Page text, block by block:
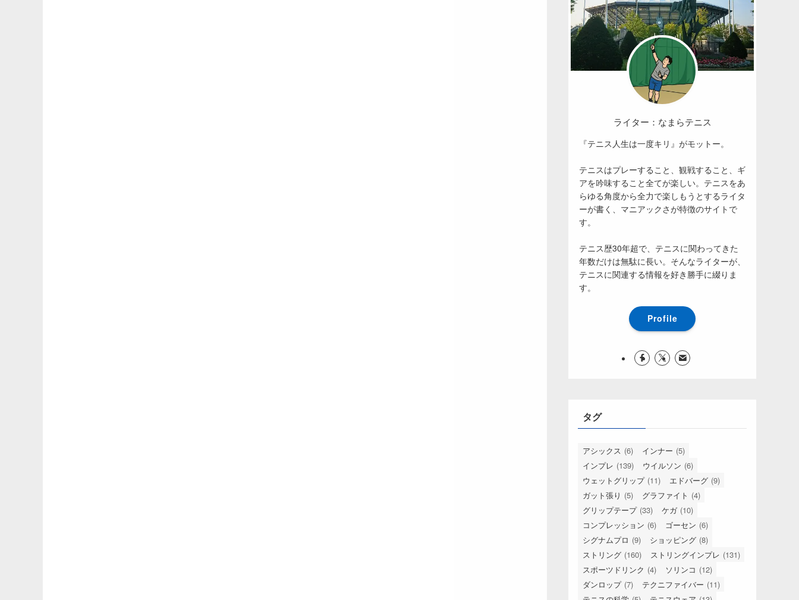
ライター：なまらテニス
『テニス人生は一度キリ』がモットー。
テニスはプレーすること、観戦すること、ギ
アを吟味すること全てが楽しい。テニスをあ
らゆる角度から全力で楽しもうとするライタ
ーが書く、マニアックさが特徴のサイトで
す。
テニス歴30年超で、テニスに関わってきた
年数だけは無駄に長い。そんなライターが、
テニスに関連する情報を好き勝手に綴りま
す。
Profile
タグ
アシックス (6) インナー (5)
インプレ (139) ウイルソン (6)
ウェットグリップ (11) エドバーグ (9)
ガット張り (5) グラファイト (4)
グリップテープ (33) ケガ (10)
コンプレッション (6) ゴーセン (6)
シグナムプロ (9) ショッピング (8)
ストリング (160) ストリングインプレ (131)
スポーツドリンク (4) ソリンコ (12)
ダンロップ (7) テクニファイバー (11)